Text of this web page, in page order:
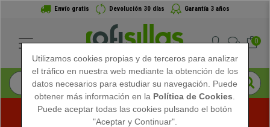
Envío gratis Devolución 30 días Garantía 3 años
0
Utilizamos cookies propias y de terceros para analizar
el tráfico en nuestra web mediante la obtención de los
datos necesarios para estudiar su navegación. Puede
obtener más información en la Política de Cookies
Puede aceptar todas las cookies pulsando el botón
"Aceptar y Continuar".